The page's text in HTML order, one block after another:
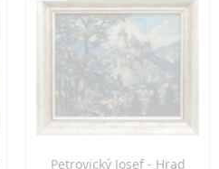
Petrovický Josef - Hrad